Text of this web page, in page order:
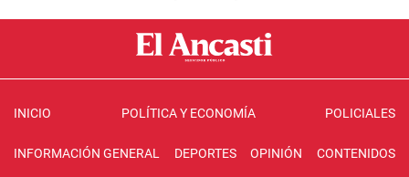
INICIO POLÍTICA Y ECONOMÍA POLICIALES
INFORMACIÓN GENERAL DEPORTES OPINIÓN CONTENIDOS